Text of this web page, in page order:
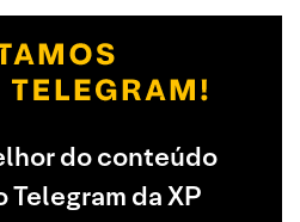
do conteúdo
da XP